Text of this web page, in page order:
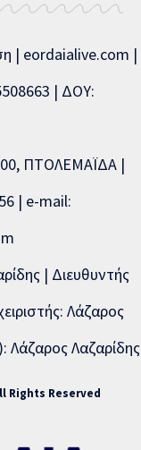
| eordaialive.com |
| ΔΟΥ:
ΠΤΟΛΕΜΑΪΔΑ |
| e-mail:
| Διευθυντής
Λάζαρος
Λάζαρος Λαζαρίδης
Rights Reserved